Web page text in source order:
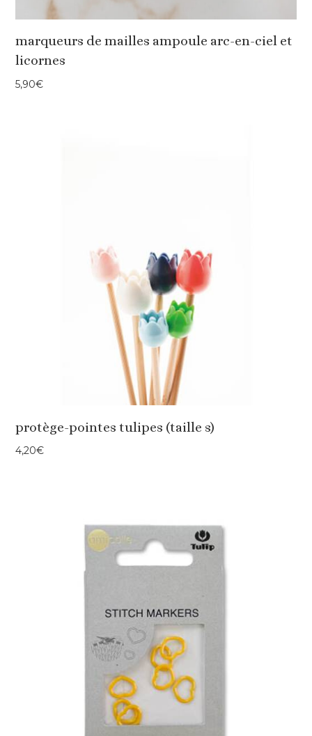
marqueurs de mailles ampoule arc-en-ciel et
licornes
5,90€
protège-pointes tulipes (taille s)
4,20€